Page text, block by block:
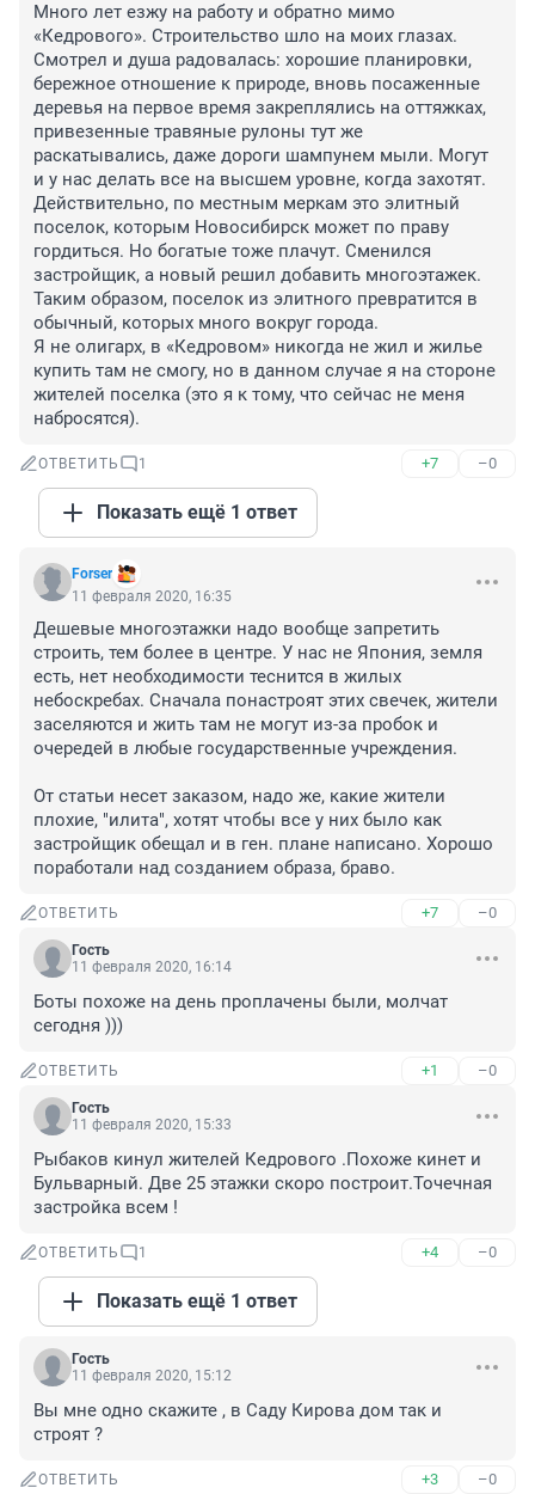
Много лет езжу на работу и обратно мимо
«Кедрового». Строительство шло на моих глазах.
Смотрел и душа радовалась: хорошие планировки,
бережное отношение к природе, вновь посаженные
деревья на первое время закреплялись на оттяжках,
привезенные травяные рулоны тут же
раскатывались, даже дороги шампунем мыли. Могут
и у нас делать все на высшем уровне, когда захотят.
Действительно, по местным меркам это элитный
поселок, которым Новосибирск может по праву
гордиться. Но богатые тоже плачут. Сменился
застройщик, а новый решил добавить многоэтажек.
Таким образом, поселок из элитного превратится в
обычный, которых много вокруг города.
Я не олигарх, в «Кедровом» никогда не жил и жилье
купить там не смогу, но в данном случае я на стороне
жителей поселка (это я к тому, что сейчас не меня
набросятся).
ОТВЕТИТЬ 1 +7 –0
Показать ещё 1 ответ
Forser
11 февраля 2020, 16:35
Дешевые многоэтажки надо вообще запретить
строить, тем более в центре. У нас не Япония, земля
есть, нет необходимости теснится в жилых
небоскребах. Сначала понастроят этих свечек, жители
заселяются и жить там не могут из-за пробок и
очередей в любые государственные учреждения.
От статьи несет заказом, надо же, какие жители
плохие, "илита", хотят чтобы все у них было как
застройщик обещал и в ген. плане написано. Хорошо
поработали над созданием образа, браво.
ОТВЕТИТЬ +7 –0
Гость
11 февраля 2020, 16:14
Боты похоже на день проплачены были, молчат
сегодня )))
ОТВЕТИТЬ +1 –0
Гость
11 февраля 2020, 15:33
Рыбаков кинул жителей Кедрового .Похоже кинет и
Бульварный. Две 25 этажки скоро построит.Точечная
застройка всем !
ОТВЕТИТЬ 1 +4 –0
Показать ещё 1 ответ
Гость
11 февраля 2020, 15:12
Вы мне одно скажите , в Саду Кирова дом так и
строят ?
ОТВЕТИТЬ +3 –0